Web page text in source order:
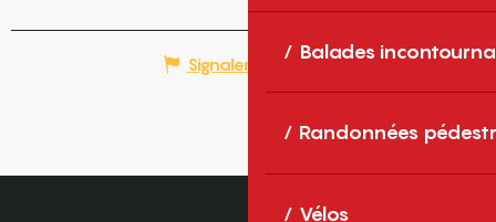
Balades
Randonnées
Vélos
Signaler une erreur